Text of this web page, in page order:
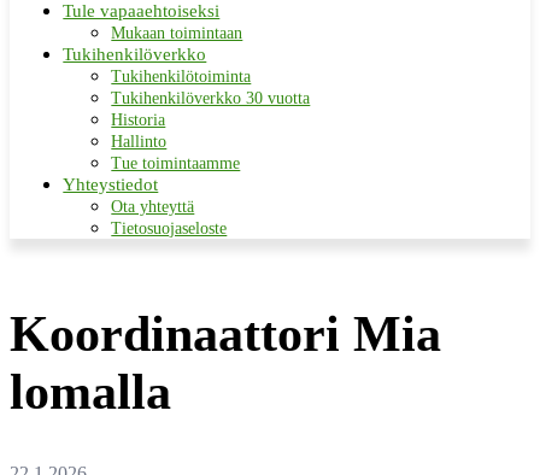
Tule vapaaehtoiseksi
Mukaan toimintaan
Tukihenkilöverkko
Tukihenkilötoiminta
Tukihenkilöverkko 30 vuotta
Historia
Hallinto
Tue toimintaamme
Yhteystiedot
Ota yhteyttä
Tietosuojaseloste
Koordinaattori Mia
lomalla